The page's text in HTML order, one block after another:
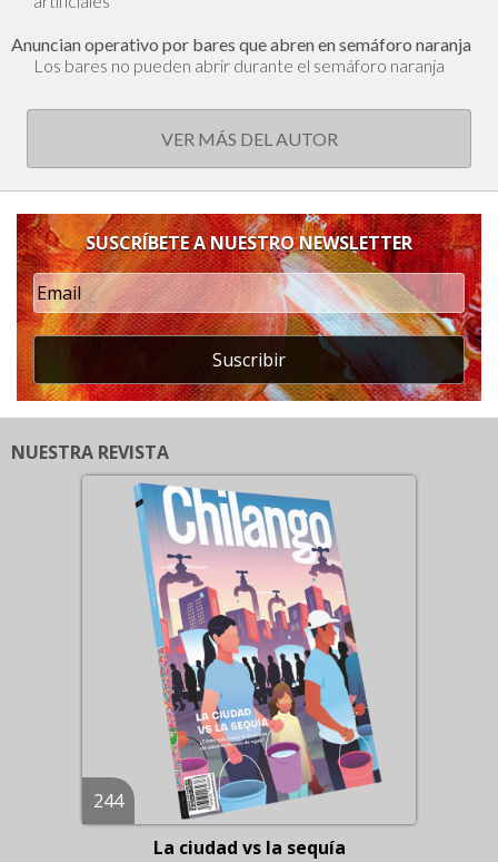
Anuncian operativo por bares que abren en semáforo naranja
Los bares no pueden abrir durante el semáforo naranja
VER MÁS DEL AUTOR
SUSCRÍBETE A NUESTRO NEWSLETTER
Suscribir
NUESTRA REVISTA
244
La ciudad vs la sequía